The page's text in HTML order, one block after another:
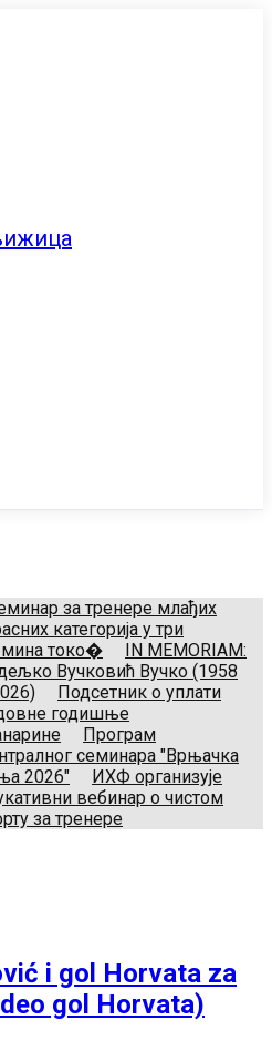
за тренере млађих
категорија у три
токо�
IN MEMORIAM:
Вучковић Вучко (1958
Подсетник о уплати
годишње
Програм
семинара "Врњачка
2026"
ИХФ организује
вебинар о чистом
за тренере
i gol Horvata za
gol Horvata)